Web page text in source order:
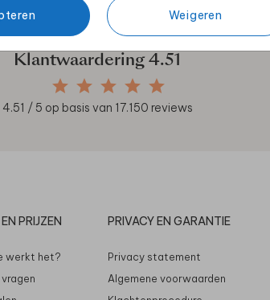
Weigeren
Klantwaardering4.51
4.51 / 5 op basis van 17.150 reviews
PRIJZEN
werkt het?
PRIVACY EN GARANTIE
Privacy statement
Algemene voorwaarden